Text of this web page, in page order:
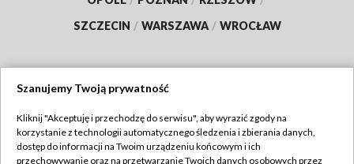
SZCZECIN / WARSZAWA / WROCŁAW
TVP
Szanujemy Twoją prywatność
Kliknij "Akceptuję i przechodzę do serwisu", aby wyrazić zgody na
korzystanie z technologii automatycznego śledzenia i zbierania danych,
dostęp do informacji na Twoim urządzeniu końcowym i ich
przechowywanie oraz na przetwarzanie Twoich danych osobowych przez